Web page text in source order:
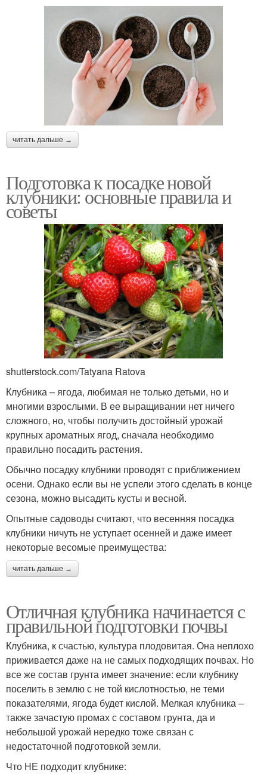
читать дальше →
Подготовка к посадке новой
клубники: основные правила и
советы
shutterstock.com/Tatyana Ratova
Клубника – ягода, любимая не только детьми, но и
многими взрослыми. В ее выращивании нет ничего
сложного, но, чтобы получить достойный урожай
крупных ароматных ягод, сначала необходимо
правильно посадить растения.
Обычно посадку клубники проводят с приближением
осени. Однако если вы не успели этого сделать в конце
сезона, можно высадить кусты и весной.
Опытные садоводы считают, что весенняя посадка
клубники ничуть не уступает осенней и даже имеет
некоторые весомые преимущества:
читать дальше →
Отличная клубника начинается с
правильной подготовки почвы
Клубника, к счастью, культура плодовитая. Она неплохо
приживается даже на не самых подходящих почвах. Но
все же состав грунта имеет значение: если клубнику
поселить в землю с не той кислотностью, не теми
показателями, ягода будет кислой. Мелкая клубника –
также зачастую промах с составом грунта, да и
небольшой урожай нередко тоже связан с
недостаточной подготовкой земли.
Что НЕ подходит клубнике: